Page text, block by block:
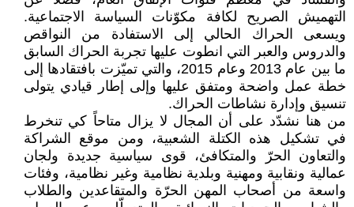
التهميش الصريح لكافة مكوّنات السياسة الاجتماعية.
ويسعى الحراك الحالي إلى الاستفادة من النواقص
والدروس والعبر التي انطوت عليها تجربة الحراك السابق
ما بين عام 2013 وعام 2015، والتي تميّزت بافتقادها إلى
خطة عمل واضحة ومتفق عليها وإلى إطار قيادي يتولى
تنسيق وإدارة نشاطات الحراك.
من هنا نشدّد على أن المجال لا يزال متاحاً كي تنخرط
في تشكيل هذه الكتلة الشعبية، ومن موقع الشراكة
والتعاون الحرّ والمتكافئ، قوى سياسية جديدة ولجان
عمالية ونقابية ومهنية وبلدية نظامية وغير نظامية، وفئات
واسعة من أصحاب المهن الحرّة والمتقاعدين والطلاب